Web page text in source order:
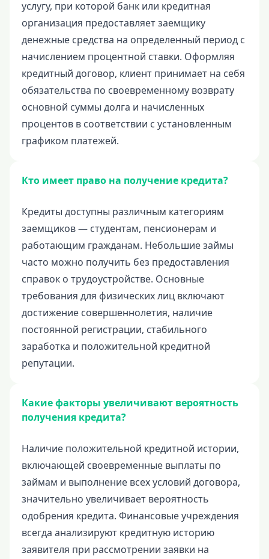
650000 руб
700000 руб
750000 руб
800000 руб
850000 руб
Целевые
Ремонт
Газификацию
Лечение
Неотложные нужды
Образование
Обучение за рубежом
Отдых
Свадьбы
Нецелевые кредиты
Ремонт автомобиля
Рефинансирование
услугу, при которой банк или кредитная
организация предоставляет заемщику
денежные средства на определенный период с
начислением процентной ставки. Оформляя
кредитный договор, клиент принимает на себя
обязательства по своевременному возврату
основной суммы долга и начисленных
процентов в соответствии с установленным
графиком платежей.
Кто имеет право на получение кредита?
Кредиты доступны различным категориям
заемщиков — студентам, пенсионерам и
работающим гражданам. Небольшие займы
часто можно получить без предоставления
справок о трудоустройстве. Основные
требования для физических лиц включают
достижение совершеннолетия, наличие
постоянной регистрации, стабильного
заработка и положительной кредитной
репутации.
Какие факторы увеличивают вероятность
получения кредита?
Наличие положительной кредитной истории,
включающей своевременные выплаты по
займам и выполнение всех условий договора,
значительно увеличивает вероятность
одобрения кредита. Финансовые учреждения
всегда анализируют кредитную историю
заявителя при рассмотрении заявки на